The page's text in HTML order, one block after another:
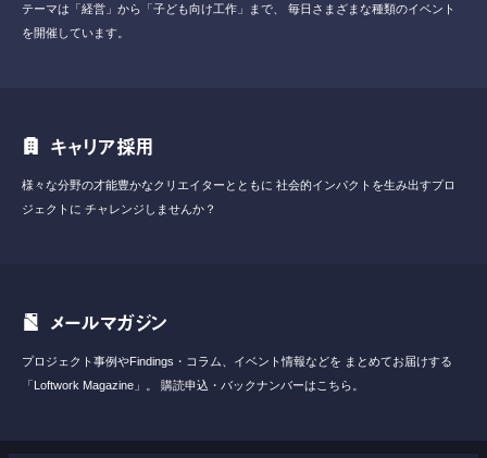
テーマは「経営」から「子ども向け工作」まで、
毎日さまざまな種類のイベント
を開催しています。
キャリア採用
様々な分野の才能豊かなクリエイターとともに 社会的インパクトを生み出すプロ
ジェクトに チャレンジしませんか？
メールマガジン
プロジェクト事例やFindings・コラム、イベント情報などを まとめてお届けする
「Loftwork Magazine」。
購読申込・バックナンバーはこちら。